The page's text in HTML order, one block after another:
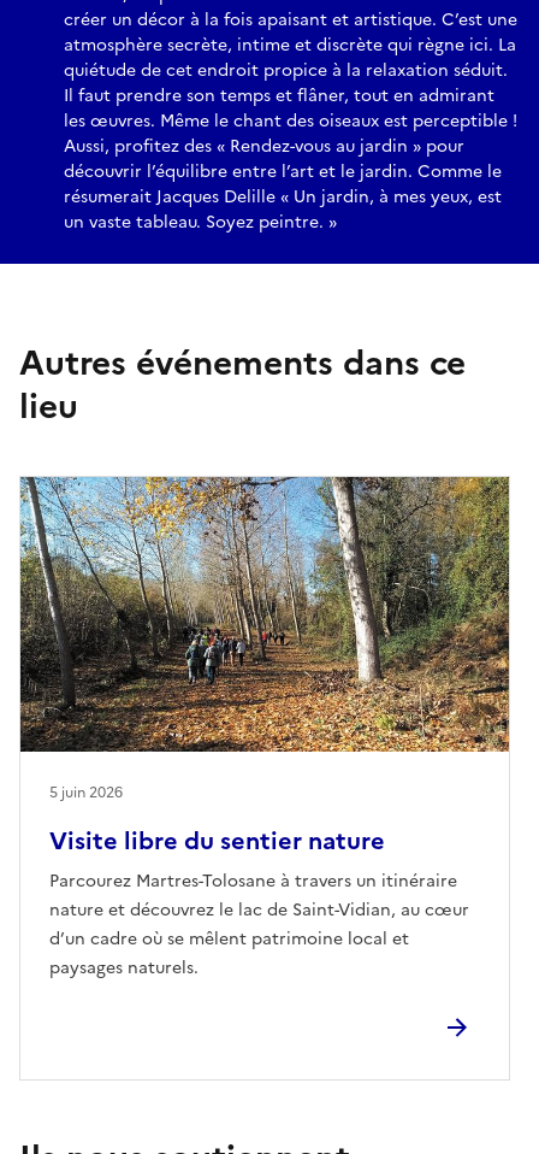
créer un décor à la fois apaisant et artistique. C’est une
atmosphère secrète, intime et discrète qui règne ici. La
quiétude de cet endroit propice à la relaxation séduit.
Il faut prendre son temps et flâner, tout en admirant
les œuvres. Même le chant des oiseaux est perceptible !
Aussi, profitez des « Rendez-vous au jardin » pour
découvrir l’équilibre entre l’art et le jardin. Comme le
résumerait Jacques Delille « Un jardin, à mes yeux, est
un vaste tableau. Soyez peintre. »
Autres événements dans ce
lieu
Visite libre du sentier nature
Parcourez Martres-Tolosane à travers un itinéraire
nature et découvrez le lac de Saint-Vidian, au cœur
d’un cadre où se mêlent patrimoine local et
paysages naturels.
5 juin 2026